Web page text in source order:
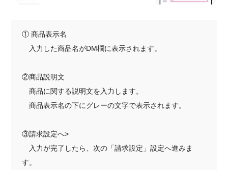
① 商品表示名
入力した商品名がDM欄に表示されます。
②商品説明文
商品に関する説明文を入力します。
商品表示名の下にグレーの文字で表示されます。
③請求設定へ>
入力が完了したら、次の「請求設定」設定へ進みま
す。